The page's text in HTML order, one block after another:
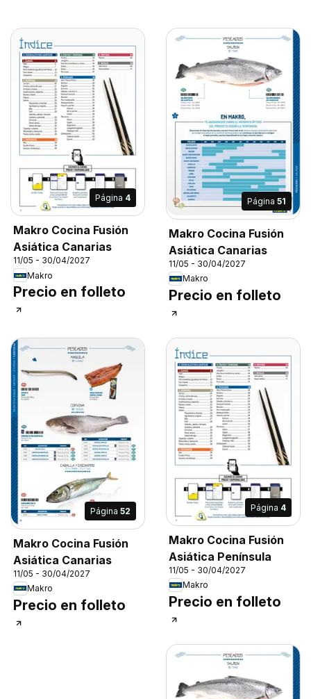
Página 4
Makro Cocina Fusión
Asiática Canarias
11/05 - 30/04/2027
Makro
Precio en folleto
Página 51
Makro Cocina Fusión
Asiática Canarias
11/05 - 30/04/2027
Makro
Precio en folleto
Página 52
Makro Cocina Fusión
Asiática Canarias
11/05 - 30/04/2027
Makro
Precio en folleto
Página 4
Makro Cocina Fusión
Asiática Península
11/05 - 30/04/2027
Makro
Precio en folleto